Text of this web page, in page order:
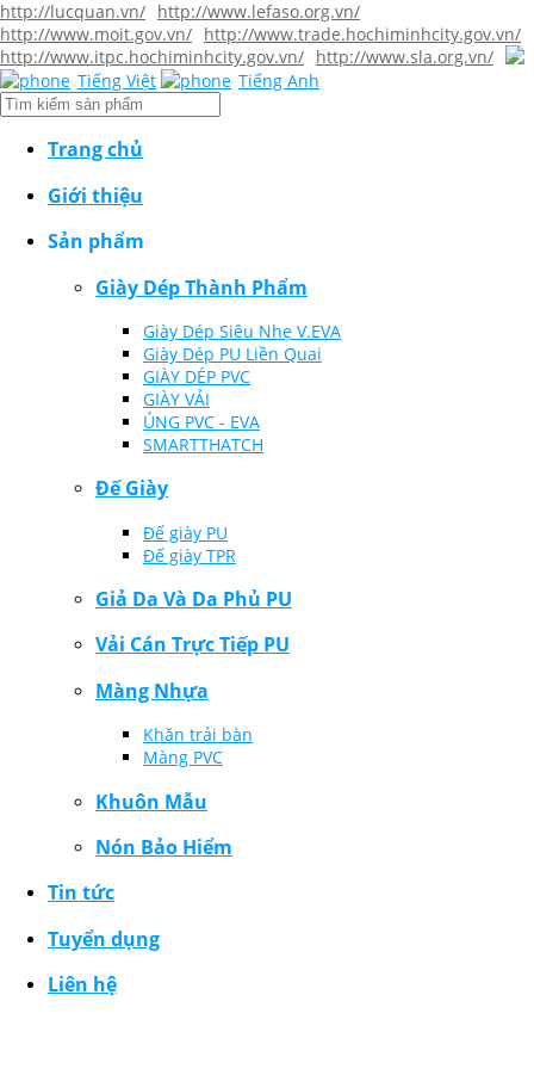
http://lucquan.vn/ http://www.lefaso.org.vn/
http://www.moit.gov.vn/ http://www.trade.hochiminhcity.gov.vn/
http://www.itpc.hochiminhcity.gov.vn/ http://www.sla.org.vn/
Tiếng Việt
Tiếng Anh
Trang chủ
Giới thiệu
Sản phẩm
Giày Dép Thành Phẩm
Giày Dép Siêu Nhẹ V.EVA
Giày Dép PU Liền Quai
GIÀY DÉP PVC
GIÀY VẢI
ỦNG PVC - EVA
SMARTTHATCH
Đế Giày
Đế giày PU
Đế giày TPR
Giả Da Và Da Phủ PU
Vải Cán Trực Tiếp PU
Màng Nhựa
Khăn trải bàn
Màng PVC
Khuôn Mẫu
Nón Bảo Hiểm
Tin tức
Tuyển dụng
Liên hệ